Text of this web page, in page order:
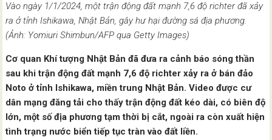
Vào ngày 1/1/2024, một trận động đất mạnh 7,6 độ richter đã xảy
ra ở tỉnh Ishikawa, Nhật Bản, gây hư hại đường sá địa phương.
(Ảnh: Yomiuri Shimbun/AFP qua Getty Images)
Cơ quan Khí tượng Nhật Bản đã đưa ra cảnh báo sóng thần
sau khi trận động đất mạnh 7,6 độ richter xảy ra ở bán đảo
Noto ở tỉnh Ishikawa, miền trung Nhật Bản. Video được cư
dân mạng đăng tải cho thấy trận động đất kéo dài, có biên độ
lớn, một số địa phương tạm thời bị cắt, ngoài ra còn xuất hiện
tình trạng nước biển tiếp tục tràn vào đất liền.